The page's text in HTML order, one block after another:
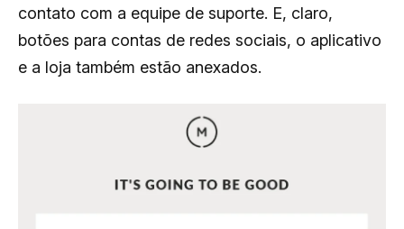
contato com a equipe de suporte. E, claro,
botões para contas de redes sociais, o aplicativo
e a loja também estão anexados.